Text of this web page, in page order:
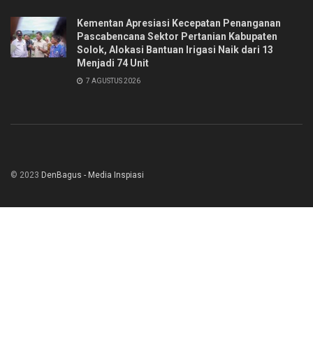
Kementan Apresiasi Kecepatan Penanganan
Pascabencana Sektor Pertanian Kabupaten
Solok, Alokasi Bantuan Irigasi Naik dari 13
Menjadi 74 Unit
7 AGUSTUS 2026
© 2023 DenBagus - Media Inspiasi